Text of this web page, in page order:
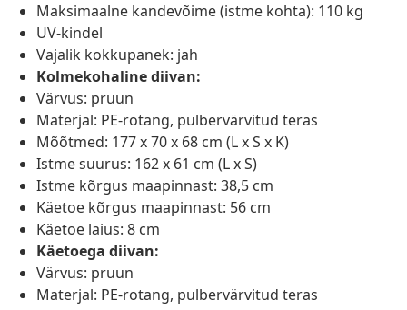
Maksimaalne kandevõime (istme kohta): 110 kg
UV-kindel
Vajalik kokkupanek: jah
Kolmekohaline diivan:
Värvus: pruun
Materjal: PE-rotang, pulbervärvitud teras
Mõõtmed: 177 x 70 x 68 cm (L x S x K)
Istme suurus: 162 x 61 cm (L x S)
Istme kõrgus maapinnast: 38,5 cm
Käetoe kõrgus maapinnast: 56 cm
Käetoe laius: 8 cm
Käetoega diivan:
Värvus: pruun
Materjal: PE-rotang, pulbervärvitud teras